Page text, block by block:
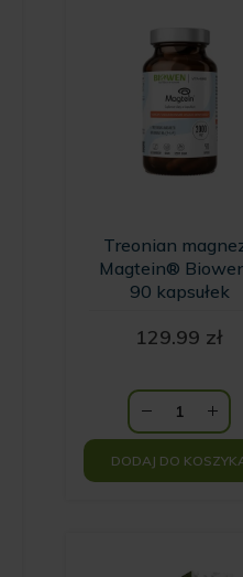
Treonian
Magtein®
90 kapsułek
129.99 zł
DODAJ DO